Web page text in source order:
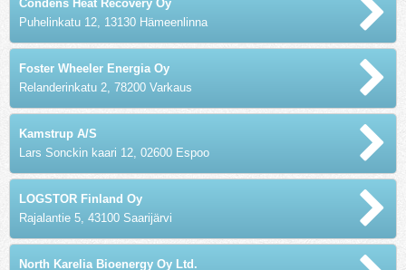
Condens Heat Recovery Oy
Puhelinkatu 12, 13130 Hämeenlinna
Foster Wheeler Energia Oy
Relanderinkatu 2, 78200 Varkaus
Kamstrup A/S
Lars Sonckin kaari 12, 02600 Espoo
LOGSTOR Finland Oy
Rajalantie 5, 43100 Saarijärvi
North Karelia Bioenergy Oy Ltd.